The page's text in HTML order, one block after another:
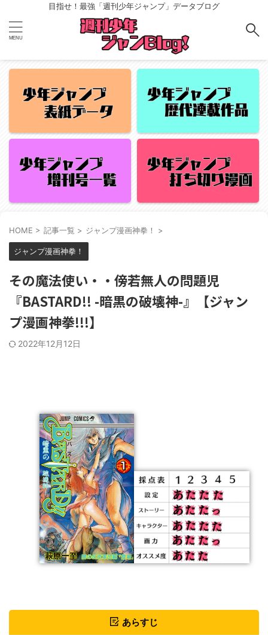
目指せ！最強「週刊少年ジャンプ」データブログ
HOME > 記事一覧 > ジャンプ漫画神拳！ >
ジャンプ漫画神拳！
その魔法使い・・傍若無人の問題児
『BASTARD!! -暗黒の破壊神-』【ジャン
プ漫画神拳!!!】
2022年12月12日
あらすじ